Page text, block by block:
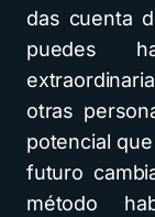
das cuenta
puedes
otras
potencial
futuro
método